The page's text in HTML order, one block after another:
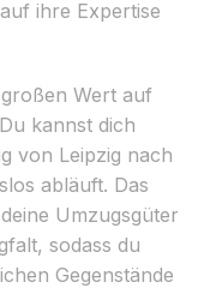
ihre Expertise
Wert auf
kannst dich
von Leipzig nach
abläuft. Das
Umzugsgüter
sodass du
Gegenstände